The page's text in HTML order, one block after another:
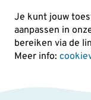
Je kunt jouw
aanpassen in
bereiken via de
Meer info: